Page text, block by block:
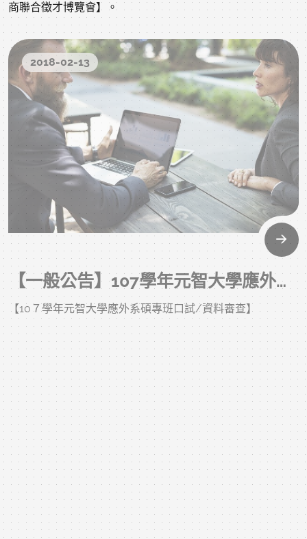
商聯合徵才博覽會】。
2018-02-13
【一般公告】107學年元智大學應外系碩士在職專班口試時間表
【10７學年元智大學應外系碩專班口試/資料審查】
2018-01-04